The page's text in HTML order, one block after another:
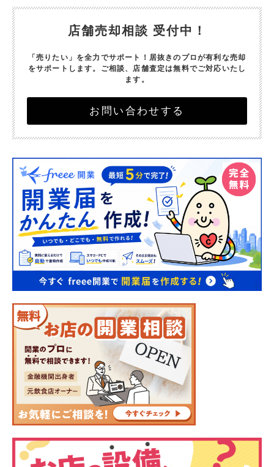
店舗売却相談 受付中！
「売りたい」を全力でサポート！ 居抜きのプロが有利な売却
をサポートします。 ご相談、店舗査定は無料でご対応いたし
ます。
お問い合わせする